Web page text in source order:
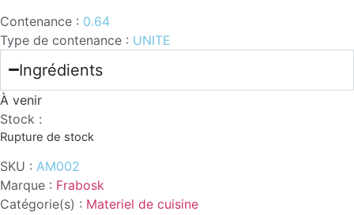
Contenance : 0.64
Type de contenance : UNITE
Ingrédients
À venir
Stock :
Rupture de stock
SKU : AM002
Marque : Frabosk
Catégorie(s) : Materiel de cuisine